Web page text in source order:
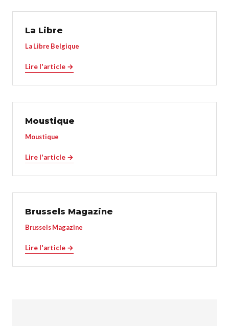
La Libre
La Libre Belgique
Lire l'article →
Moustique
Moustique
Lire l'article →
Brussels Magazine
Brussels Magazine
Lire l'article →